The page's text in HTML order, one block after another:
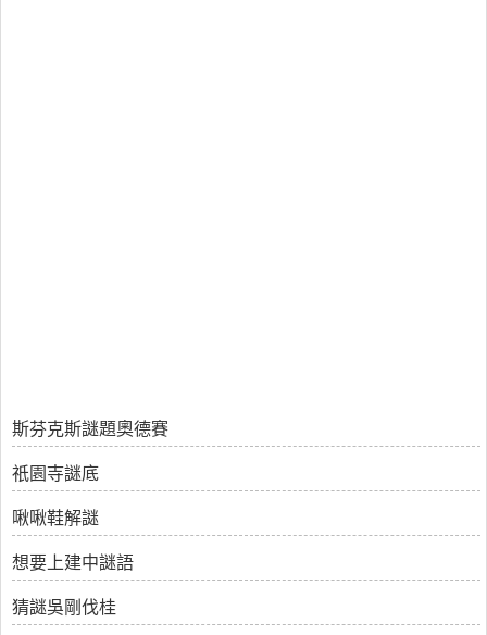
斯芬克斯謎題奧德賽
祇園寺謎底
啾啾鞋解謎
想要上建中謎語
猜謎吳剛伐桂